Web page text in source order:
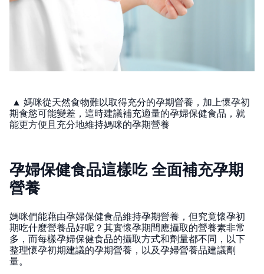
▲ 媽咪從天然食物難以取得充分的孕期營養，加上懷孕初
期食慾可能變差，這時建議補充適量的孕婦保健食品，就
能更方便且充分地維持媽咪的孕期營養
孕婦保健食品這樣吃 全面補充孕期
營養
媽咪們能藉由孕婦保健食品維持孕期營養，但究竟懷孕初
期吃什麼營養品好呢？其實懷孕期間應攝取的營養素非常
多，而每樣孕婦保健食品的攝取方式和劑量都不同，以下
整理懷孕初期建議的孕期營養，以及孕婦營養品建議劑
量。